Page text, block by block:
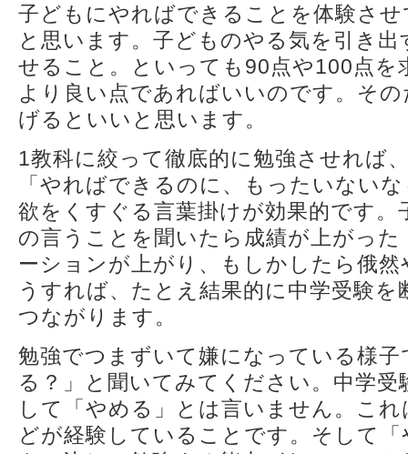
子どもにやればできることを体験さ
と思います。子どものやる気を引き
せること。といっても90点や100点を
より良い点であればいいのです。そ
げるといいと思います。
1教科に絞って徹底的に勉強させれば
「やればできるのに、もったいない
欲をくすぐる言葉掛けが効果的です。
の言うことを聞いたら成績が上がっ
ーションが上がり、もしかしたら俄
うすれば、たとえ結果的に中学受験を
つながります。
勉強でつまずいて嫌になっている様
る？」と聞いてみてください。中学
して「やめる」とは言いません。こ
どが経験していることです。そして